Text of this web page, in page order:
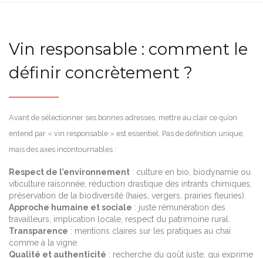
Vin responsable : comment le
définir concrètement ?
Avant de sélectionner ses bonnes adresses, mettre au clair ce qu’on
entend par « vin responsable » est essentiel. Pas de définition unique,
mais des axes incontournables :
Respect de l’environnement : culture en bio, biodynamie ou
viticulture raisonnée, réduction drastique des intrants chimiques,
préservation de la biodiversité (haies, vergers, prairies fleuries).
Approche humaine et sociale : juste rémunération des
travailleurs, implication locale, respect du patrimoine rural.
Transparence : mentions claires sur les pratiques au chai
comme à la vigne.
Qualité et authenticité : recherche du goût juste, qui exprime